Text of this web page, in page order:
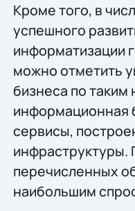
Кроме того, в
успешного
информатизации
можно отметить
бизнеса по таким
информационная
сервисы,
инфраструктуры.
перечисленных
наибольшим